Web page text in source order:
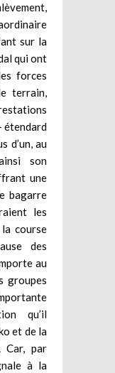
sur la
qui ont
forces
terrain,
étendard
d’un, au
son
une
bagarre
les
course
des
au
groupes
qu’il
et de la
Car, par
à la